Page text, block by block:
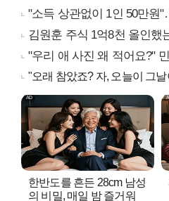
"소득 상관없이 1인 50만원
김원훈 주식 1억8천 올인
"우리 애 사진 왜 적어요?"
"오래 참았죠? 자, 오늘이 그날
한반도를 흔든 28cm 남성
의 비밀, 매일 밤 즐거워